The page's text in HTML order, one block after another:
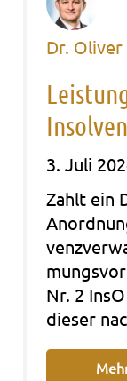
Dr. Oliver
3. Juli
Zahlt ein
Nr. 2
die­ser